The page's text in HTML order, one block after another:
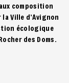
composition
Ville d’Avignon
écologique
des Doms.